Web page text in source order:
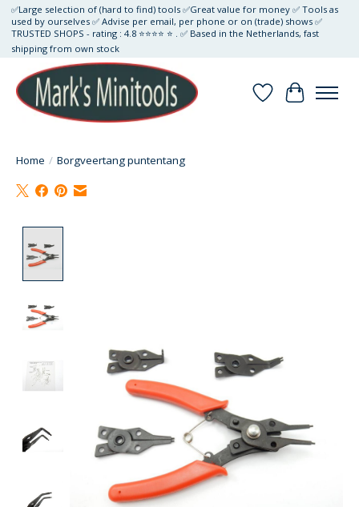
✅Large selection of (hard to find) tools ✅Great value for money ✅ Tools as
used by ourselves ✅ Advise per email, per phone or on (trade) shows ✅
TRUSTED SHOPS - rating : 4.8 ⭐⭐⭐⭐ ⭐ . ✅ Based in the Netherlands, fast
shipping from own stock
Verlanglijst
Home / Borgveertang puntentang